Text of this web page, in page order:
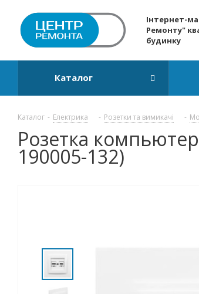
Інтернет-
Ремонту"
будинку
Каталог
Каталог - Електрика - Розетки та вимикачі -
Розетка
190005-132)